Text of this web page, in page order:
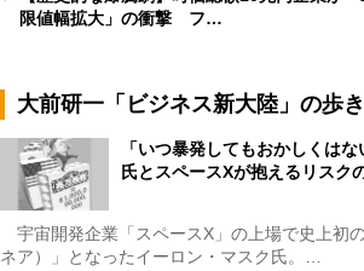
限値幅拡大」の衝撃 フ…
大前研一「ビジネス新大陸」の歩
「いつ暴発してもおかしくは
氏とスペースXが抱えるリスク
宇宙開発企業「スペースX」の上場で史上初
ネア）」となったイーロン・マスク氏。…